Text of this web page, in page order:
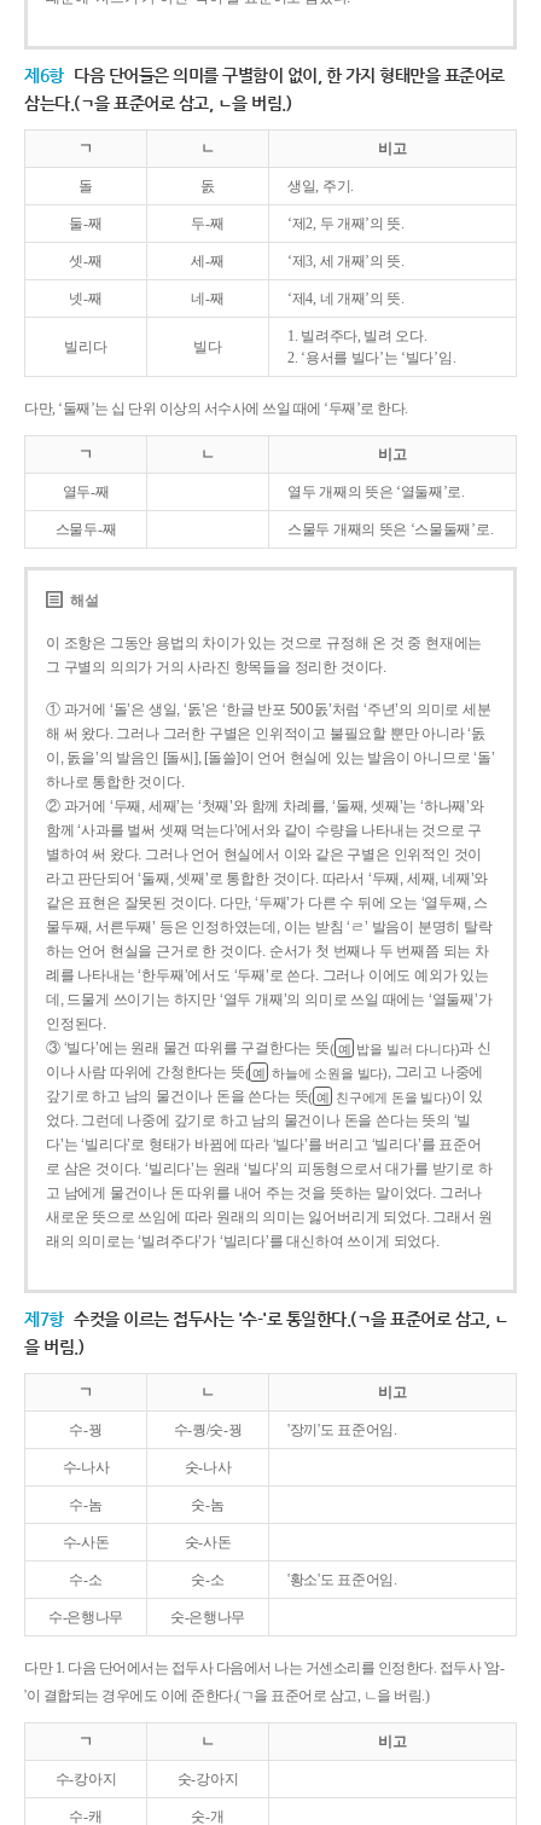
제6항 다음 단어들은 의미를 구별함이 없이, 한 가지 형태만을 표준어로
삼는다.(ㄱ을 표준어로 삼고, ㄴ을 버림.)
ㄱ ㄴ 비고
돌 돐 생일, 주기.
둘-째 두-째 ‘제2, 두 개째’의 뜻.
셋-째 세-째 ‘제3, 세 개째’의 뜻.
넷-째 네-째 ‘제4, 네 개째’의 뜻.
빌리다 빌다
1. 빌려주다, 빌려 오다.
2. ‘용서를 빌다’는 ‘빌다’임.
다만, ‘둘째’는 십 단위 이상의 서수사에 쓰일 때에 ‘두째’로 한다.
ㄱ ㄴ 비고
열두-째 열두 개째의 뜻은 ‘열둘째’로.
스물두-째 스물두 개째의 뜻은 ‘스물둘째’로.
해설
이 조항은 그동안 용법의 차이가 있는 것으로 규정해 온 것 중 현재에는
그 구별의 의의가 거의 사라진 항목들을 정리한 것이다.
① 과거에 ‘돌’은 생일, ‘돐’은 ‘한글 반포 500돐’처럼 ‘주년’의 의미로 세분
해 써 왔다. 그러나 그러한 구별은 인위적이고 불필요할 뿐만 아니라 ‘돐
이, 돐을’의 발음인 [돌씨], [돌쓸]이 언어 현실에 있는 발음이 아니므로 ‘돌’
하나로 통합한 것이다.
② 과거에 ‘두째, 세째’는 ‘첫째’와 함께 차례를, ‘둘째, 셋째’는 ‘하나째’와
함께 ‘사과를 벌써 셋째 먹는다’에서와 같이 수량을 나타내는 것으로 구
별하여 써 왔다. 그러나 언어 현실에서 이와 같은 구별은 인위적인 것이
라고 판단되어 ‘둘째, 셋째’로 통합한 것이다. 따라서 ‘두째, 세째, 네째’와
같은 표현은 잘못된 것이다. 다만, ‘두째’가 다른 수 뒤에 오는 ‘열두째, 스
물두째, 서른두째’ 등은 인정하였는데, 이는 받침 ‘ㄹ’ 발음이 분명히 탈락
하는 언어 현실을 근거로 한 것이다. 순서가 첫 번째나 두 번째쯤 되는 차
례를 나타내는 ‘한두째’에서도 ‘두째’로 쓴다. 그러나 이에도 예외가 있는
데, 드물게 쓰이기는 하지만 ‘열두 개째’의 의미로 쓰일 때에는 ‘열둘째’가
인정된다.
③ ‘빌다’에는 원래 물건 따위를 구걸한다는 뜻( 예 밥을 빌러 다니다)과 신
이나 사람 따위에 간청한다는 뜻( 예 하늘에 소원을 빌다), 그리고 나중에
갚기로 하고 남의 물건이나 돈을 쓴다는 뜻( 예 친구에게 돈을 빌다)이 있
었다. 그런데 나중에 갚기로 하고 남의 물건이나 돈을 쓴다는 뜻의 ‘빌
다’는 ‘빌리다’로 형태가 바뀜에 따라 ‘빌다’를 버리고 ‘빌리다’를 표준어
로 삼은 것이다. ‘빌리다’는 원래 ‘빌다’의 피동형으로서 대가를 받기로 하
고 남에게 물건이나 돈 따위를 내어 주는 것을 뜻하는 말이었다. 그러나
새로운 뜻으로 쓰임에 따라 원래의 의미는 잃어버리게 되었다. 그래서 원
래의 의미로는 ‘빌려주다’가 ‘빌리다’를 대신하여 쓰이게 되었다.
제7항 수컷을 이르는 접두사는 '수-'로 통일한다.(ㄱ을 표준어로 삼고, ㄴ
을 버림.)
ㄱ ㄴ 비고
수-꿩 수-퀑/숫-꿩 '장끼'도 표준어임.
수-나사 숫-나사
수-놈 숫-놈
수-사돈 숫-사돈
수-소 숫-소 '황소'도 표준어임.
수-은행나무 숫-은행나무
다만 1. 다음 단어에서는 접두사 다음에서 나는 거센소리를 인정한다. 접두사 '암-
'이 결합되는 경우에도 이에 준한다.(ㄱ을 표준어로 삼고, ㄴ을 버림.)
ㄱ ㄴ 비고
수-캉아지 숫-강아지
수-캐 숫-개